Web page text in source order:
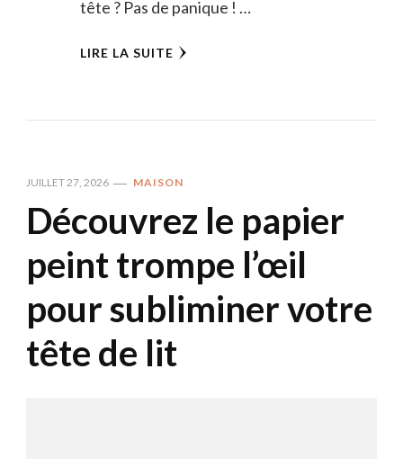
tête ? Pas de panique ! …
LIRE LA SUITE
JUILLET 27, 2026 MAISON
Découvrez le papier
peint trompe l’œil
pour subliminer votre
tête de lit